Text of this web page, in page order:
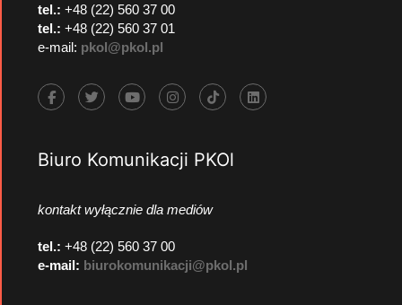
tel.: +48 (22) 560 37 00
tel.: +48 (22) 560 37 01
e-mail: pkol@pkol.pl
Biuro Komunikacji PKOl
kontakt wyłącznie dla mediów
tel.: +48 (22) 560 37 00
e-mail: biurokomunikacji@pkol.pl